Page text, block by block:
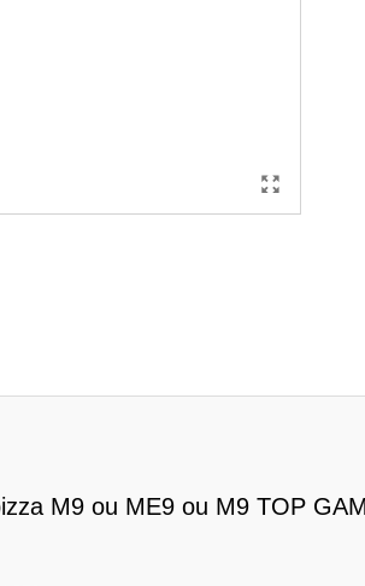
M9 ou ME9 ou M9 TOP